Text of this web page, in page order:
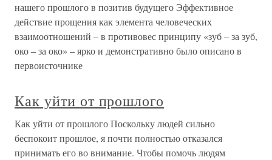
нашего прошлого в позитив будущего Эффективное
действие прощения как элемента человеческих
взаимоотношений – в противовес принципу «зуб – за зуб,
око – за око» – ярко и демонстративно было описано в
первоисточнике
Как уйти от прошлого
Как уйти от прошлого Поскольку людей сильно
беспокоит прошлое, я почти полностью отказался
принимать его во внимание. Чтобы помочь людям